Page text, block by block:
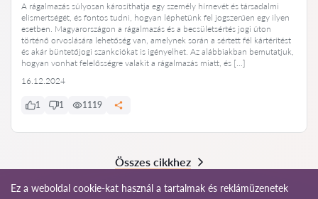
A rágalmazás súlyosan károsíthatja egy személy hírnevét és társadalmi
elismertségét, és fontos tudni, hogyan léphetünk fel jogszerűen egy ilyen
esetben. Magyarországon a rágalmazás és a becsületsértés jogi úton
történő orvoslására lehetőség van, amelynek során a sértett fél kártérítést
és akár büntetőjogi szankciókat is igényelhet. Az alábbiakban bemutatjuk,
hogyan vonhat felelősségre valakit a rágalmazás miatt, és […]
16.12.2024
1 1 1119
Összes cikkhez
Ez a weboldal cookie-kat használ a tartalmak és reklámüzenetek